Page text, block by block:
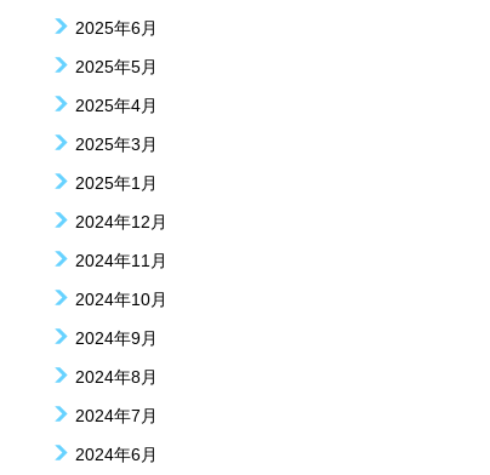
2025年6月
2025年5月
2025年4月
2025年3月
2025年1月
2024年12月
2024年11月
2024年10月
2024年9月
2024年8月
2024年7月
2024年6月